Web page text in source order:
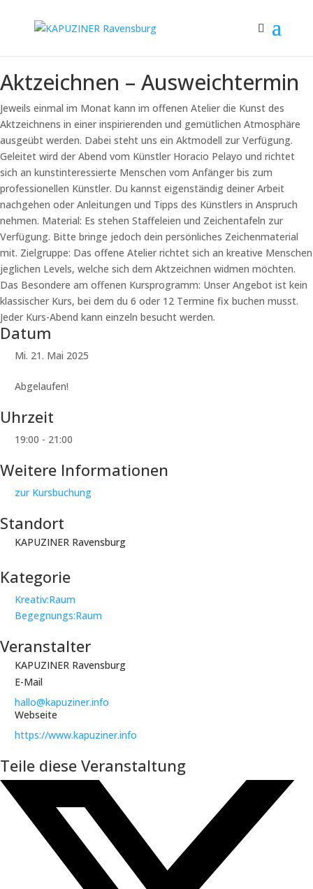
Aktzeichnen – Ausweichtermin
Jeweils einmal im Monat kann im offenen Atelier die Kunst des
Aktzeichnens in einer inspirierenden und gemütlichen Atmosphäre
ausgeübt werden. Dabei steht uns ein Aktmodell zur Verfügung.
Geleitet wird der Abend vom Künstler Horacio Pelayo und richtet
sich an kunstinteressierte Menschen vom Anfänger bis zum
professionellen Künstler. Du kannst eigenständig deiner Arbeit
nachgehen oder Anleitungen und Tipps des Künstlers in Anspruch
nehmen. Material: Es stehen Staffeleien und Zeichentafeln zur
Verfügung. Bitte bringe jedoch dein persönliches Zeichenmaterial
mit. Zielgruppe: Das offene Atelier richtet sich an kreative Menschen
jeglichen Levels, welche sich dem Aktzeichnen widmen möchten.
Das Besondere am offenen Kursprogramm: Unser Angebot ist kein
klassischer Kurs, bei dem du 6 oder 12 Termine fix buchen musst.
Jeder Kurs-Abend kann einzeln besucht werden.
Datum
Mi. 21. Mai 2025
Abgelaufen!
Uhrzeit
19:00 - 21:00
Weitere Informationen
zur Kursbuchung
Standort
KAPUZINER Ravensburg
Kategorie
Kreativ:Raum
Begegnungs:Raum
Veranstalter
KAPUZINER Ravensburg
E-Mail
hallo@kapuziner.info
Webseite
https://www.kapuziner.info
Teile diese Veranstaltung